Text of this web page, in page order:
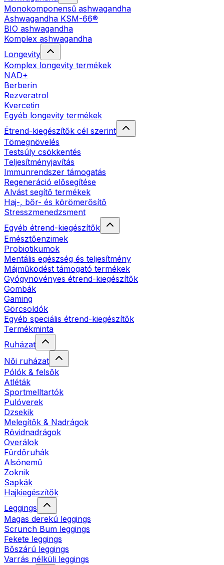
Monokomponensű ashwagandha
Ashwagandha KSM-66®
BIO ashwagandha
Komplex ashwagandha
Longevity
Komplex longevity termékek
NAD+
Berberin
Rezveratrol
Kvercetin
Egyéb longevity termékek
Étrend-kiegészítők cél szerint
Tömegnövelés
Testsúly csökkentés
Teljesítményjavítás
Immunrendszer támogatás
Regeneráció elősegítése
Alvást segítő termékek
Haj-, bőr- és körömerősítő
Stresszmenedzsment
Egyéb étrend-kiegészítők
Emésztőenzimek
Probiotikumok
Mentális egészség és teljesítmény
Májműködést támogató termékek
Gyógynövényes étrend-kiegészítők
Gombák
Gaming
Görcsoldók
Egyéb speciális étrend-kiegészítők
Termékminta
Ruházat
Női ruházat
Pólók & felsők
Atléták
Sportmelltartók
Pulóverek
Dzsekik
Melegítők & Nadrágok
Rövidnadrágok
Overálok
Fürdőruhák
Alsónemű
Zoknik
Sapkák
Hajkiegészítők
Leggings
Magas derekú leggings
Scrunch Bum leggings
Fekete leggings
Bőszárú leggings
Varrás nélküli leggings